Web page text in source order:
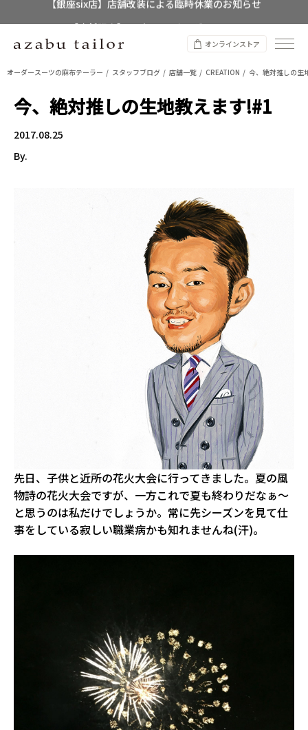
【店舗限定】レディースオーダースーツ
8/12~8/16 夏季休業のお知らせ
オンラインストア
オーダースーツの麻布テーラー スタッフブログ 店舗一覧 CREATION 今、絶対推しの生
今、絶対推しの生地教えます!#1
2017.08.25
By.
先日、子供と近所の花火大会に行ってきました。夏の風
物詩の花火大会ですが、一方これで夏も終わりだなぁ～
と思うのは私だけでしょうか。常に先シーズンを見て仕
事をしている寂しい職業病かも知れませんね(汗)。